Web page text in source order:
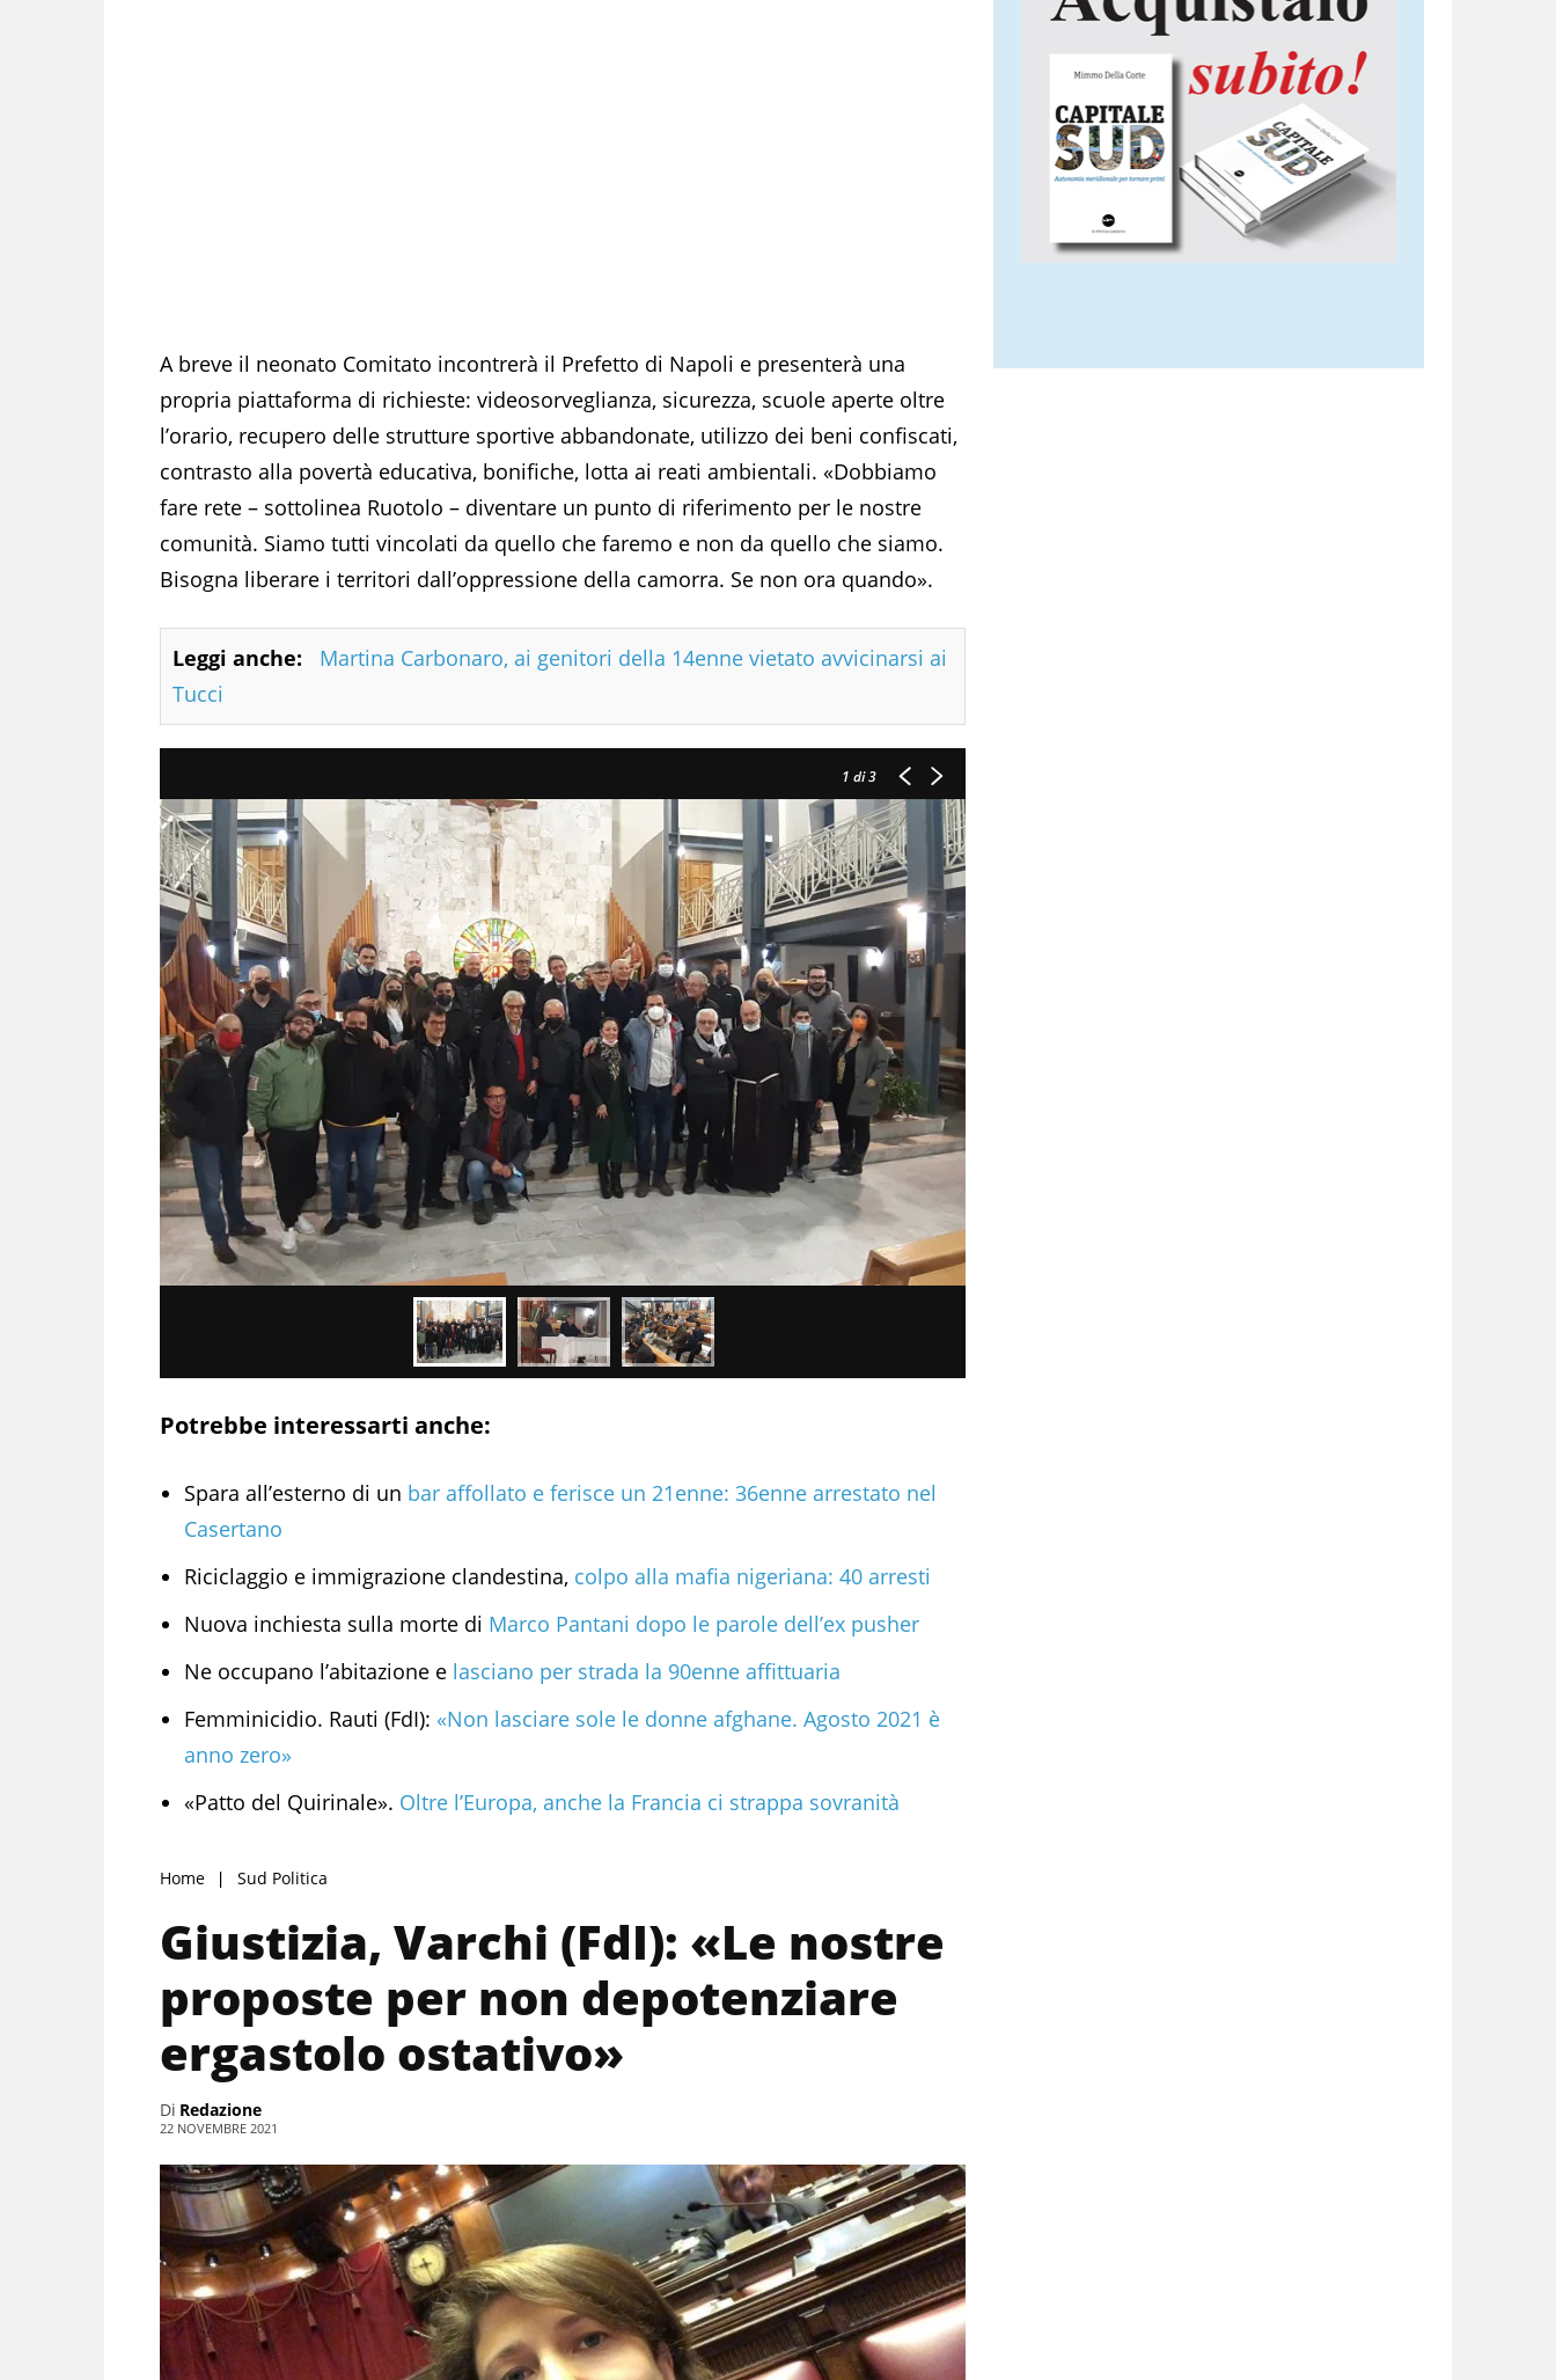
A breve il neonato Comitato incontrerà il Prefetto di Napoli e presenterà una
propria piattaforma di richieste: videosorveglianza, sicurezza, scuole aperte oltre
l’orario, recupero delle strutture sportive abbandonate, utilizzo dei beni confiscati,
contrasto alla povertà educativa, bonifiche, lotta ai reati ambientali. «Dobbiamo
fare rete – sottolinea Ruotolo – diventare un punto di riferimento per le nostre
comunità. Siamo tutti vincolati da quello che faremo e non da quello che siamo.
Bisogna liberare i territori dall’oppressione della camorra. Se non ora quando».
Leggi anche:
Martina Carbonaro, ai genitori della 14enne vietato avvicinarsi ai
Tucci
1 di 3
Potrebbe interessarti anche:
Spara all’esterno di un bar affollato e ferisce un 21enne: 36enne arrestato nel
Casertano
Riciclaggio e immigrazione clandestina, colpo alla mafia nigeriana: 40 arresti
Nuova inchiesta sulla morte di Marco Pantani dopo le parole dell’ex pusher
Ne occupano l’abitazione e lasciano per strada la 90enne affittuaria
Femminicidio. Rauti (FdI): «Non lasciare sole le donne afghane. Agosto 2021 è
anno zero»
«Patto del Quirinale». Oltre l’Europa, anche la Francia ci strappa sovranità
Home Sud Politica
Giustizia, Varchi (FdI): «Le nostre
proposte per non depotenziare
ergastolo ostativo»
Di Redazione
22 NOVEMBRE 2021